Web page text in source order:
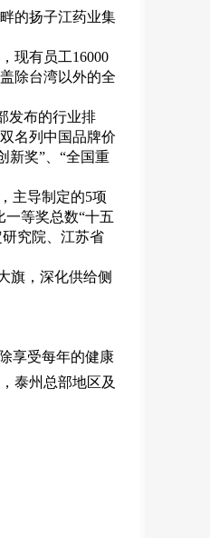
的扬子江药业集
现有员工16000
除台湾以外的全
发布的行业排
名列中国品牌价
新奖”、“全国重
主导制定的5项
一等奖总数“十五
究院、江苏省
旗，深化供给侧
享受每年的健康
泰州总部地区及